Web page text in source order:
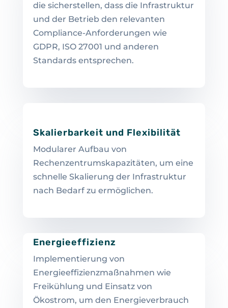
die sicherstellen, dass die Infrastruktur
und der Betrieb den relevanten
Compliance-Anforderungen wie
GDPR, ISO 27001 und anderen
Standards entsprechen.
Skalierbarkeit und Flexibilität
Modularer Aufbau von
Rechenzentrumskapazitäten, um eine
schnelle Skalierung der Infrastruktur
nach Bedarf zu ermöglichen.
Energieeffizienz
Implementierung von
Energieeffizienzmaßnahmen wie
Freikühlung und Einsatz von
Ökostrom, um den Energieverbrauch